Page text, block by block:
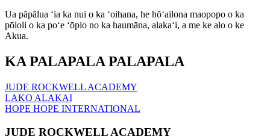
Ua pāpālua ʻia ka nui o ka ʻoihana, he hōʻailona maopopo o ka
pōloli o ka poʻe ʻōpio no ka haumāna, alakaʻi, a me ke alo o ke
Akua.
KAPALAPALA PALAPALA
JUDE ROCKWELL ACADEMY
LAKO ALAKAI
HOPE HOPE INTERNATIONAL
JUDE ROCKWELL ACADEMY